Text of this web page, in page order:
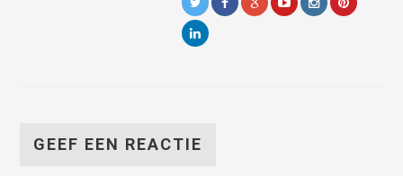
GEEF EEN REACTIE